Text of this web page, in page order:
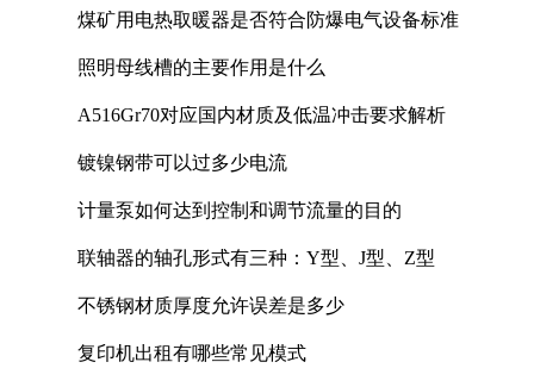
煤矿用电热取暖器是否符合防爆电气设备标准
照明母线槽的主要作用是什么
A516Gr70对应国内材质及低温冲击要求解析
镀镍钢带可以过多少电流
计量泵如何达到控制和调节流量的目的
联轴器的轴孔形式有三种：Y型、J型、Z型
不锈钢材质厚度允许误差是多少
复印机出租有哪些常见模式